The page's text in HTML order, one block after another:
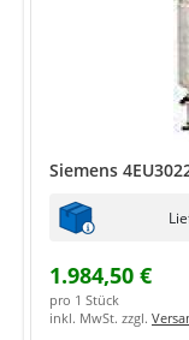
Siemens
1.984,50 €
pro 1 Stück
inkl. MwSt. zzgl.